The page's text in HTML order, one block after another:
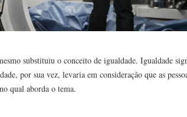
substituiu o conceito de igualdade. Igualdade
por sua vez, levaria em consideração que as
qual aborda o tema.